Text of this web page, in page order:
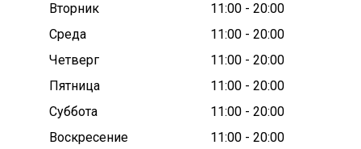
Вторник
11:00 - 20:00
Среда
11:00 - 20:00
Четверг
11:00 - 20:00
Пятница
11:00 - 20:00
Суббота
11:00 - 20:00
Воскресение
11:00 - 20:00